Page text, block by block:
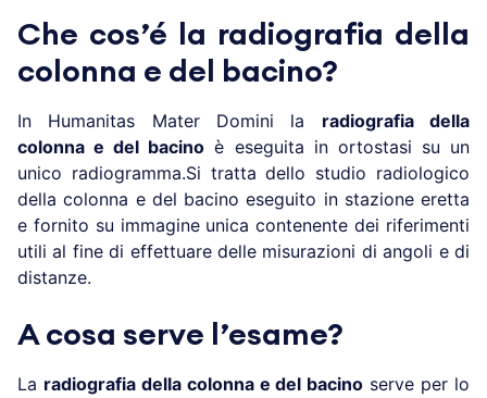
Che cos’é la radiografia della
colonna e del bacino?
In Humanitas Mater Domini la radiografia della
colonna e del bacino è eseguita in ortostasi su un
unico radiogramma.Si tratta dello studio radiologico
della colonna e del bacino eseguito in stazione eretta
e fornito su immagine unica contenente dei riferimenti
utili al fine di effettuare delle misurazioni di angoli e di
distanze.
A cosa serve l’esame?
La radiografia della colonna e del bacino serve per lo